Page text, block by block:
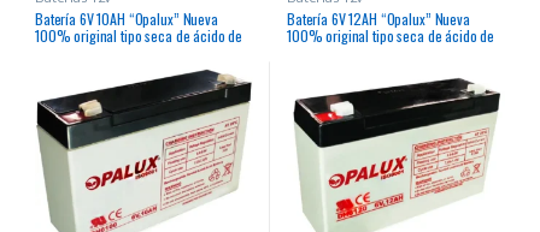
Batería 6V 10AH “Opalux” Nueva
100% original tipo seca de ácido de
Batería 6V 12AH “Opalux” Nueva
100% original tipo seca de ácido de